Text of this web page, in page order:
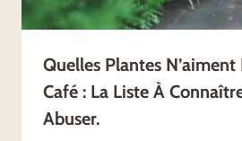
Quelles Plantes N’aiment
Café : La Liste À
Abuser.